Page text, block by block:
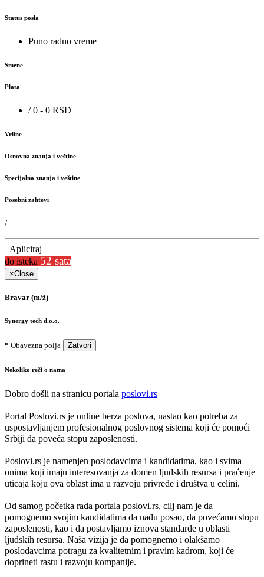
Status posla
Puno radno vreme
Smene
Plata
/ 0 - 0 RSD
Vrline
Osnovna znanja i veštine
Specijalna znanja i veštine
Posebni zahtevi
/
Apliciraj
do isteka 52 sata
×Close
Bravar (m/ž)
Synergy tech d.o.o.
* Obavezna polja Zatvori
Nekoliko reči o nama
Dobro došli na stranicu portala poslovi.rs
Portal Poslovi.rs je online berza poslova, nastao kao potreba za
uspostavljanjem profesionalnog poslovnog sistema koji će pomoći
Srbiji da poveća stopu zaposlenosti.
Poslovi.rs je namenjen poslodavcima i kandidatima, kao i svima
onima koji imaju interesovanja za domen ljudskih resursa i praćenje
uticaja koju ova oblast ima u razvoju privrede i društva u celini.
Od samog početka rada portala poslovi.rs, cilj nam je da
pomognemo svojim kandidatima da nađu posao, da povećamo stopu
zaposlenosti, kao i da postavljamo iznova standarde u oblasti
ljudskih resursa. Naša vizija je da pomognemo i olakšamo
poslodavcima potragu za kvalitetnim i pravim kadrom, koji će
doprineti rastu i razvoju kompanije.